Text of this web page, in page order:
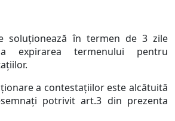
soluţionează în termen de 3 zile
expirarea termenului pentru
a contestaţiilor este alcătuită
potrivit art.3 din prezenta